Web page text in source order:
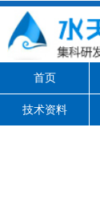
首页
技术资料